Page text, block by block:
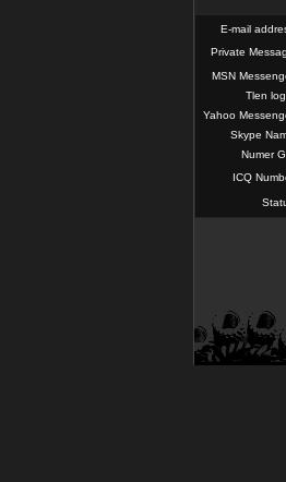
E-mail
Private
MSN
Tlen
Yahoo
Skype
Numer
ICQ